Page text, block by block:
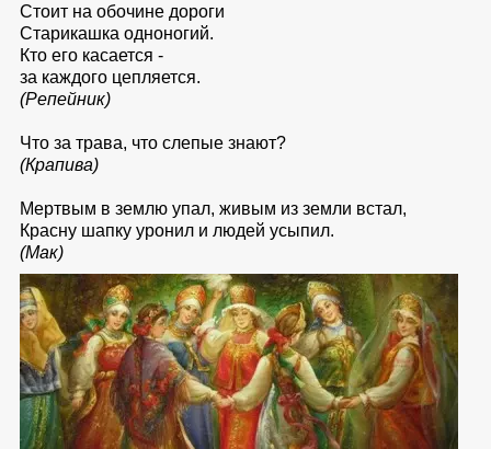
Стоит на обочине дороги
Старикашка одноногий.
Кто его касается -
за каждого цепляется.
(Репейник)
Что за трава, что слепые знают?
(Крапива)
Мертвым в землю упал, живым из земли встал,
Красну шапку уронил и людей усыпил.
(Мак)